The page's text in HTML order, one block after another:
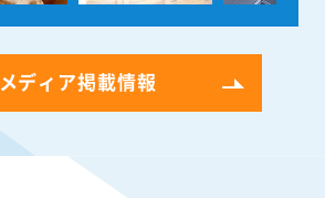
メディア掲載情報